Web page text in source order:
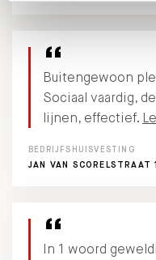
Buitengewoon
Sociaal vaardig,
lijnen, effectief.
BEDRIJFSHUISVESTING
JAN VAN SCORELSTRAAT
In 1 woord